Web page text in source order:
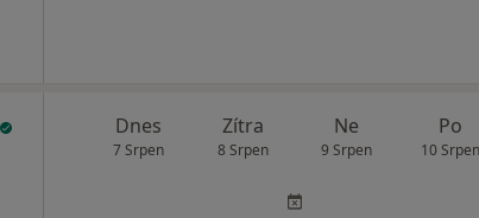
Dnes
7 Srpen
Zítra
8 Srpen
Ne
9 Srpen
Po
10 Srpen